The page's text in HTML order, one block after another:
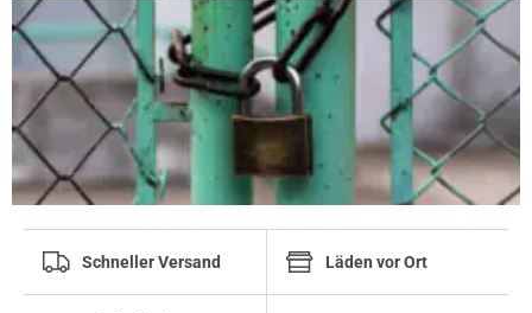
Schneller Versand Läden vor Ort